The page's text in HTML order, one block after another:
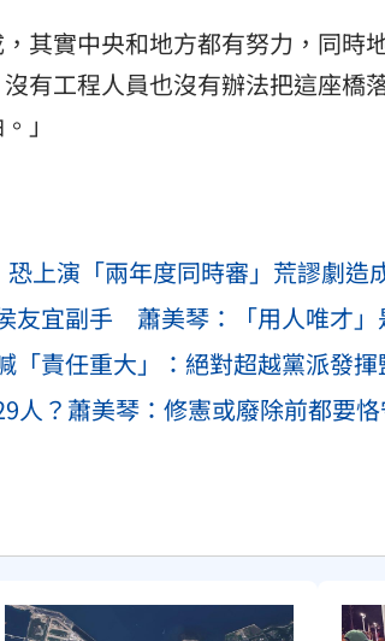
其實中央和地方都有努力，同時
有工程人員也沒有辦法把這座橋
」
上演「兩年度同時審」荒謬劇造
友宜副手 蕭美琴：「用人唯才」
責任重大」：絕對超越黨派發揮
人？蕭美琴：修憲或廢除前都要